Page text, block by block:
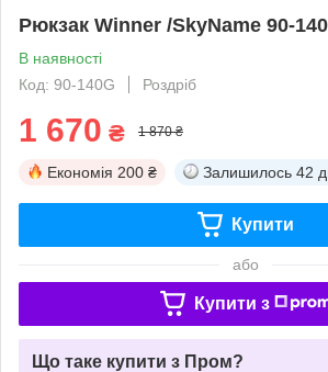
Рюкзак Winner /SkyName 90-
В наявності
Код: 90-140G
Роздріб
1 670 ₴ 1 870 ₴
Економія 200 ₴ Залишилось 42
Купити
або
Купити з
Що таке купити з Пром?